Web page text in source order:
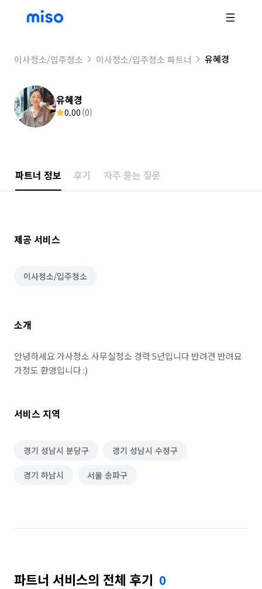
이사청소/입주청소 이사청소/입주청소 파트너 유혜경
유혜경
0.00 (0)
파트너 정보 후기 자주 묻는 질문
제공 서비스
이사청소/입주청소
소개
안녕하세요 가사청소 사무실청소 경력 5년입니다 반려견 반려묘
가정도 환영입니다 :)
서비스 지역
경기 성남시 분당구 경기 성남시 수정구
경기 하남시 서울 송파구
파트너 서비스의 전체 후기 0